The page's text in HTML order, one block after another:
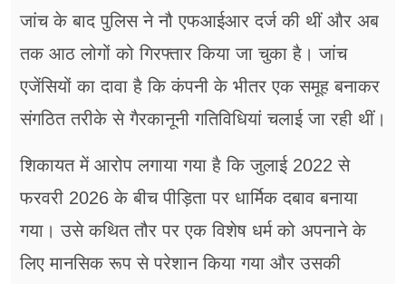
जांच के बाद पुलिस ने नौ एफआईआर दर्ज की थीं और अब
तक आठ लोगों को गिरफ्तार किया जा चुका है। जांच
एजेंसियों का दावा है कि कंपनी के भीतर एक समूह बनाकर
संगठित तरीके से गैरकानूनी गतिविधियां चलाई जा रही थीं।
शिकायत में आरोप लगाया गया है कि जुलाई 2022 से
फरवरी 2026 के बीच पीड़िता पर धार्मिक दबाव बनाया
गया। उसे कथित तौर पर एक विशेष धर्म को अपनाने के
लिए मानसिक रूप से परेशान किया गया और उसकी